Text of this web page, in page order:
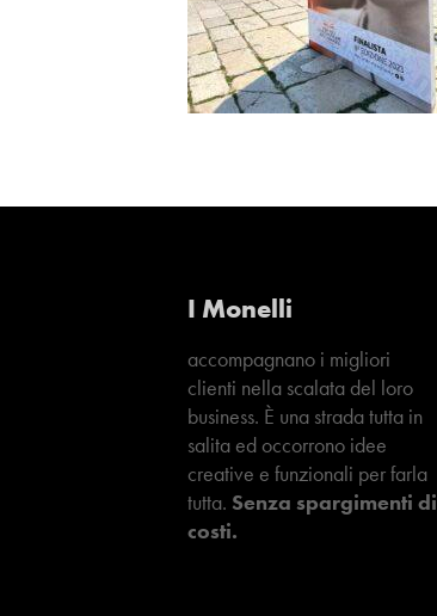
I Monelli
accompagnano i migliori
clienti nella scalata del loro
business. È una strada tutta in
salita ed occorrono idee
creative e funzionali per farla
tutta. Senza spargimenti di
costi.